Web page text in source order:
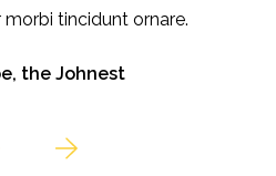
tincidunt ornare.
the Johnest